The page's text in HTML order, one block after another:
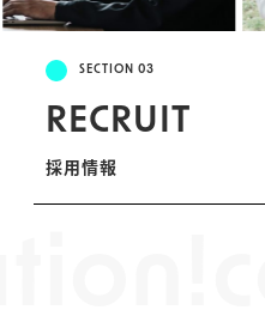
SECTION 03
RECRUIT
採用情報